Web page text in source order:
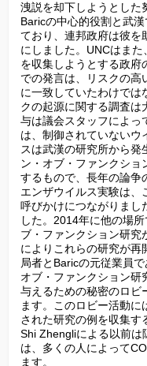
洩説を却下しようとした
Baricの中心的役割と武
ており、連邦政府は彼を
にしました。UNCはま
を収集しようとする政府
での発言は、リスクの高
に一致していたわけでは
クの起源に関する調査は
与は議会スタッフによっ
は、制御されていないウ
スは武漢の研究所から発
ン・オブ・ファンクシ
するもので、長年の論争
エンザウイルス実験は、
呼びかけにつながりまし
した。2014年に他の場
ブ・ファンクション研究
によりこれらの研究が再
局者とBaricの元従業員
オブ・ファンクション研
与えるための秘密のロビ
ます。このロビー活動
された研究の例を収集す
Shi Zhengliによる以前は
は、多くの人によって
ます。